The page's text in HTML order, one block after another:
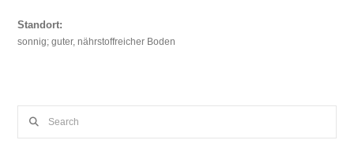
Standort:
sonnig; guter, nährstoffreicher Boden